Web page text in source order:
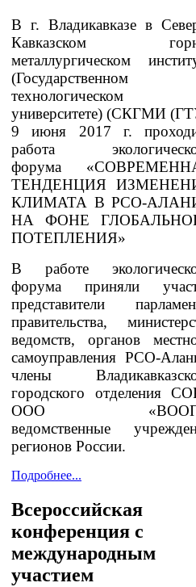
В г. Владикавказе в
Кавказском
металлургическом
(Государственном
технологическом
университете) (СКГМИ
9 июня 2017 г.
работа
форума
ТЕНДЕНЦИЯ
КЛИМАТА В РСО-
НА ФОНЕ
ПОТЕПЛЕНИЯ»
В работе
форума приняли
представители
правительства,
ведомств, органов
самоуправления РСО-
члены
городского отделения
ООО
ведомственные
регионов России.
Подробнее...
Всероссийская
конференция с
международным
участием